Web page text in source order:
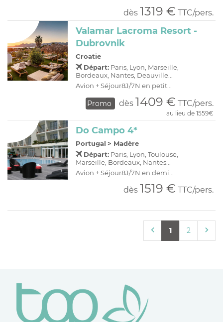
dès 1319 € TTC/pers.
Valamar Lacroma Resort -
Dubrovnik
Croatie
Départ: Paris, Lyon, Marseille,
Bordeaux, Nantes, Deauville...
Avion + Séjour8J/7N en petit...
Promo dès 1409 € TTC/pers.
au lieu de 1559€
Do Campo 4*
Portugal > Madère
Départ: Paris, Lyon, Toulouse,
Marseille, Bordeaux, Nantes...
Avion + Séjour8J/7N en demi...
dès 1519 € TTC/pers.
1 2